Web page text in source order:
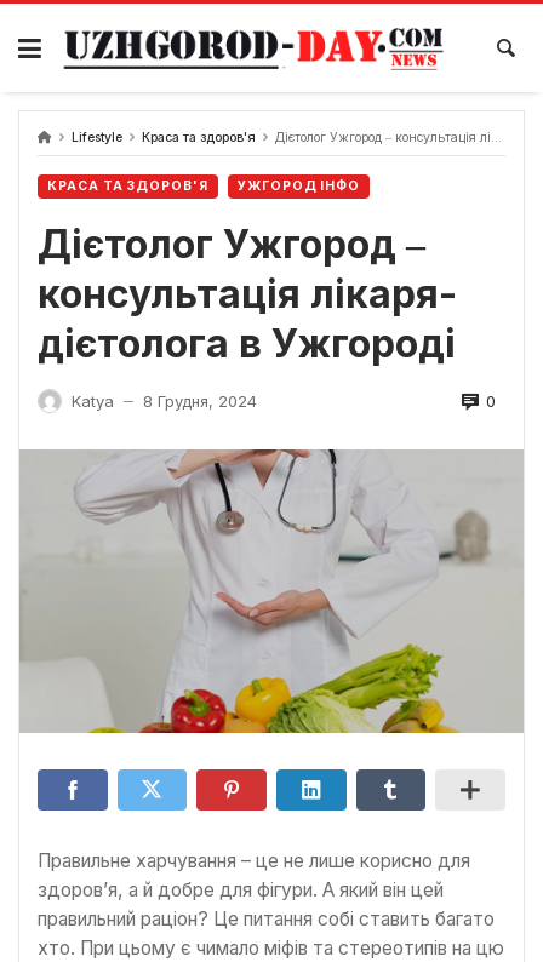
Skip
content
Lifestyle Краса та здоров'я Дієтолог Ужгород ‒ консультація лікаря-дієтолога в Ужгороді
КРАСА ТА ЗДОРОВ'Я УЖГОРОД ІНФО
Дієтолог Ужгород ‒
консультація лікаря-
дієтолога в Ужгороді
Katya — 8 Грудня, 2024 0
Правильне харчування – це не лише корисно для
здоров’я, а й добре для фігури. А який він цей
правильний раціон? Це питання собі ставить багато
хто. При цьому є чимало міфів та стереотипів на цю